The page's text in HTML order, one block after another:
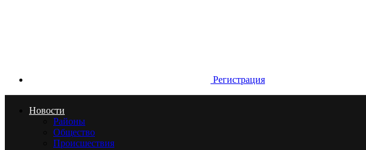
Регистрация
Новости
Районы
Общество
Происшествия